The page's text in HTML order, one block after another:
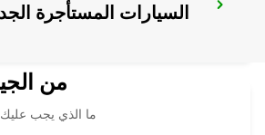
السيارات المستأجرة
من
ما الذي يجب